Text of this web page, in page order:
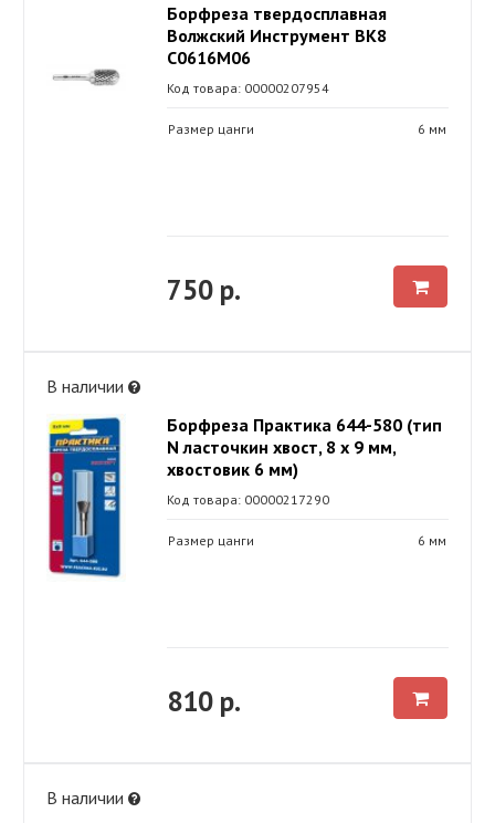
Борфреза твердосплавная
Волжский Инструмент ВК8
С0616М06
Код товара: 00000207954
Размер цанги 6 мм
750 р.
В наличии
Борфреза Практика 644-580 (тип
N ласточкин хвост, 8 х 9 мм,
хвостовик 6 мм)
Код товара: 00000217290
Размер цанги 6 мм
810 р.
В наличии